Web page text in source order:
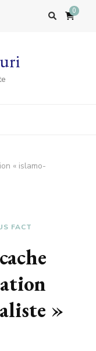
0
« islamo-
FACT
»